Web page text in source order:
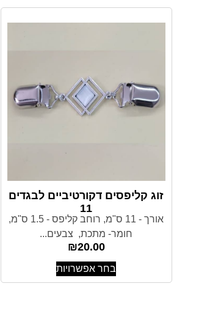
זוג קליפסים דקורטיביים לבגדים
11
אורך - 11 ס"מ, רוחב קליפס - 1.5 ס"מ,
חומר- מתכת, צבעים...
₪20.00
בחר אפשרויות